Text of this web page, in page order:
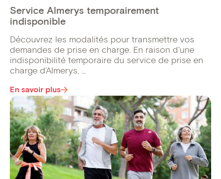
Service Almerys temporairement
indisponible
Découvrez les modalités pour transmettre vos
demandes de prise en charge. En raison d’une
indisponibilité temporaire du service de prise en
charge d’Almerys, ...
En savoir plus